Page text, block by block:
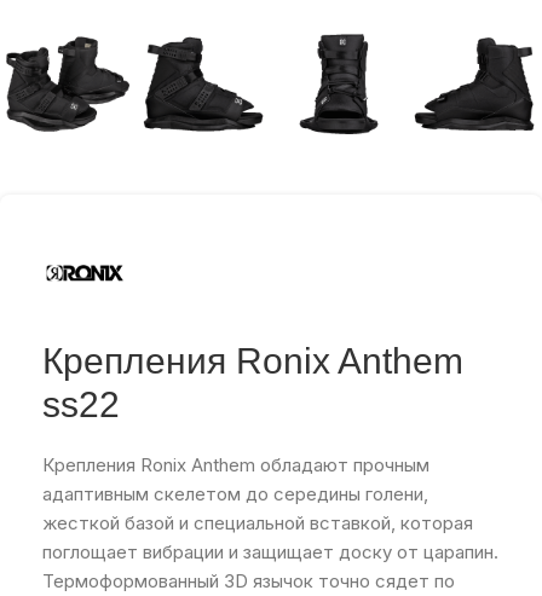
Крепления Ronix Anthem
ss22
Крепления Ronix Anthem обладают прочным
адаптивным скелетом до середины голени,
жесткой базой и специальной вставкой, которая
поглощает вибрации и защищает доску от царапин.
Термоформованный 3D язычок точно сядет по